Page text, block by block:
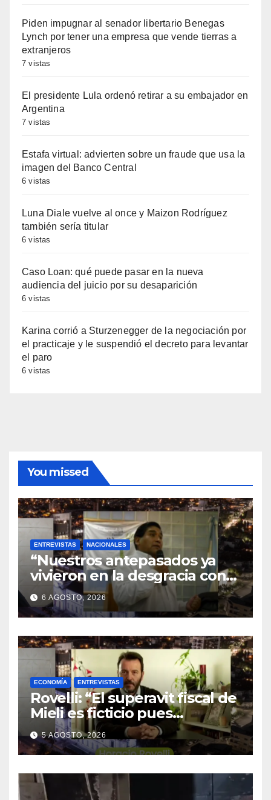
Piden impugnar al senador libertario Benegas
Lynch por tener una empresa que vende tierras a
extranjeros
7 vistas
El presidente Lula ordenó retirar a su embajador en
Argentina
7 vistas
Estafa virtual: advierten sobre un fraude que usa la
imagen del Banco Central
6 vistas
Luna Diale vuelve al once y Maizon Rodríguez
también sería titular
6 vistas
Caso Loan: qué puede pasar en la nueva
audiencia del juicio por su desaparición
6 vistas
Karina corrió a Sturzenegger de la negociación por
el practicaje y le suspendió el decreto para levantar
el paro
6 vistas
You missed
ENTREVISTAS NACIONALES
“Nuestros antepasados ya
vivieron en la desgracia con
la Forestal algo que quizás se
repita”
6 AGOSTO, 2026
ECONOMÍA ENTREVISTAS
Rovelli: “El superavit fiscal de
Mieli es ficticio pues
debemos 480 mil millones de
dólares”
5 AGOSTO, 2026